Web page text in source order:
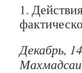
1.
Декабрь, 14